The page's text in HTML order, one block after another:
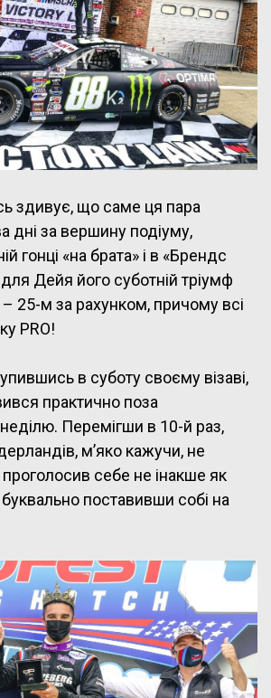
здивує, що саме ця пара
дні за вершину подіуму,
гонці «на брата» і в «Брендс
Дейя його суботній тріумф
25-м за рахунком, причому всі
PRO!
в суботу своєму візаві,
практично поза
Перемігши в 10-й раз,
м’яко кажучи, не
себе не інакше як
поставивши собі на